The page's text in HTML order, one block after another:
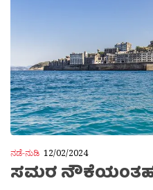
ನಡೆ-ನುಡಿ 12/02/2024
ಸಮರ ನೌಕೆಯಂತಹ